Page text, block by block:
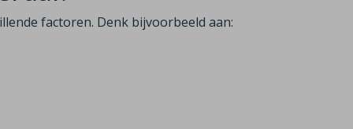
factoren. Denk bijvoorbeeld aan: